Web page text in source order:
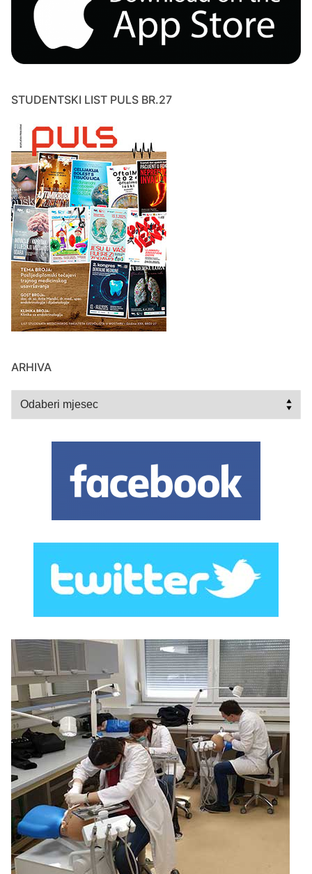
STUDENTSKI LIST PULS BR.27
ARHIVA
Arhiva